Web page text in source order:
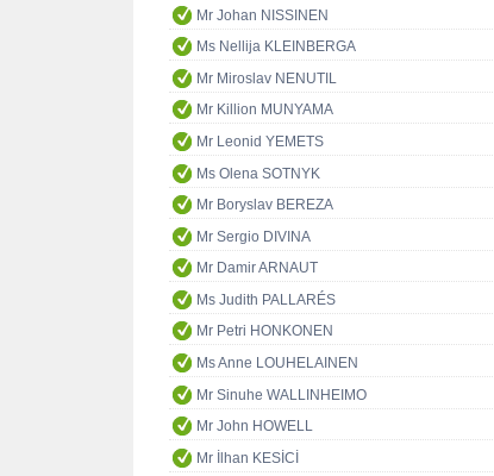
Mr Johan NISSINEN
Ms Nellija KLEINBERGA
Mr Miroslav NENUTIL
Mr Killion MUNYAMA
Mr Leonid YEMETS
Ms Olena SOTNYK
Mr Boryslav BEREZA
Mr Sergio DIVINA
Mr Damir ARNAUT
Ms Judith PALLARÉS
Mr Petri HONKONEN
Ms Anne LOUHELAINEN
Mr Sinuhe WALLINHEIMO
Mr John HOWELL
Mr İlhan KESİCİ